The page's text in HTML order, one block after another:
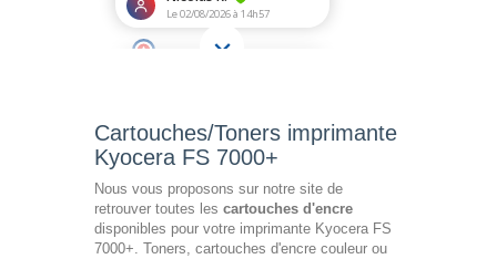
Cartouches/Toners imprimante
Kyocera FS 7000+
Nous vous proposons sur notre site de
retrouver toutes les cartouches d'encre
disponibles pour votre imprimante Kyocera FS
7000+. Toners, cartouches d'encre couleur ou